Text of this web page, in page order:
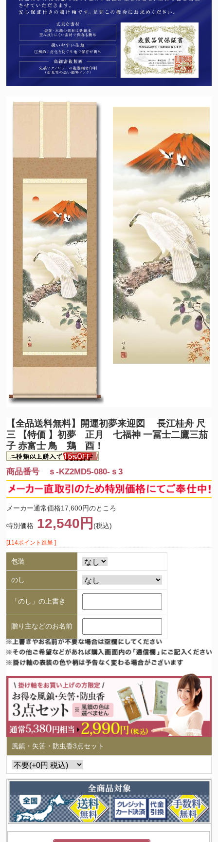
【全品送料無料】
開運初夢来迎図 長江桂舟 尺
三 【特価 】初夢 正月 七福神 一冨士二鷹三茄
子 赤富士 鳥 鶏 酉！
商品番号 ｓ-KZ2MD5-080-ｓ3
メーカー通常価格17,600円のところ
特別価格 12,540円 (税込)
[114ポイント進呈 ]
包装
のし
「のし」の上書き
贈り主などのお名前
風鎮・矢筈・防虫香3点セット